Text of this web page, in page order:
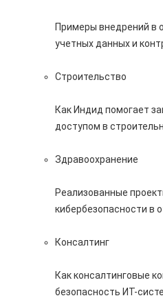
Примеры внедрений в
учетных данных и
Строительство
Как Индид помогает
доступом в
Здравоохранение
Реализованные
кибербезопасности в
Консалтинг
Как консалтинговые
безопасность ИТ-